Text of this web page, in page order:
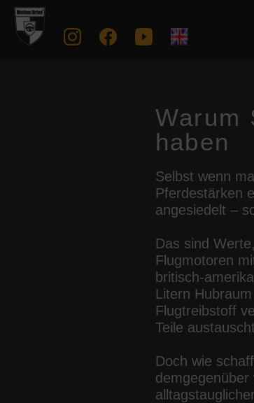
Warum
haben
Selbst wenn
Pferdestärken
angesiedelt –
Das sind
Flugmotoren
britisch-
Litern
Flugtreibstoff
Teile
Doch wie